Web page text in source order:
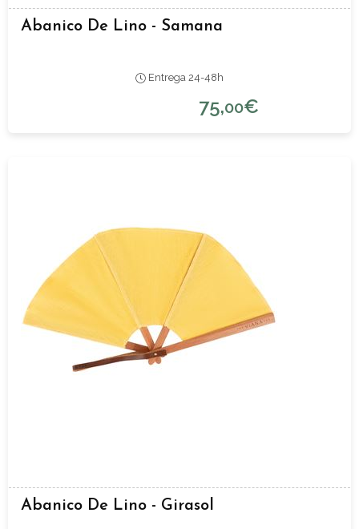
Abanico De Lino - Samana
Entrega 24-48h
75,00€
Abanico De Lino - Girasol